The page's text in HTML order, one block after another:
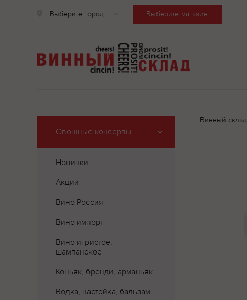
Выберите город Выберите магазин
Овощные консервы
Новинки
Акции
Вино Россия
Вино импорт
Вино игристое,
шампанское
Коньяк, бренди, арманьяк
Водка, настойка, бальзам
Винный склад